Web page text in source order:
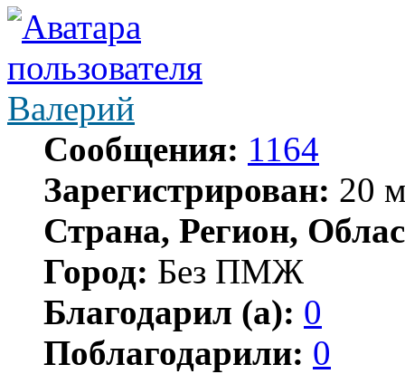
Валерий
Сообщения: 1164
Зарегистрирован: 20
Страна, Регион,
Город: Без ПМЖ
Благодарил (а): 0
Поблагодарили: 0